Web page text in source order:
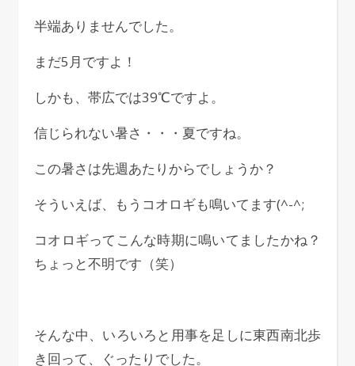
半端ありませんでした。
まだ5月ですよ！
しかも、帯広では39℃ですよ。
信じられない暑さ・・・夏ですね。
この暑さは先週あたりからでしょうか？
そういえば、もうコオロギも鳴いてます(^-^;
コオロギってこんな時期に鳴いてましたかね？
ちょっと不明です（笑）
そんな中、いろいろと用事を足しに東西南北歩
き回って、ぐったりでした。